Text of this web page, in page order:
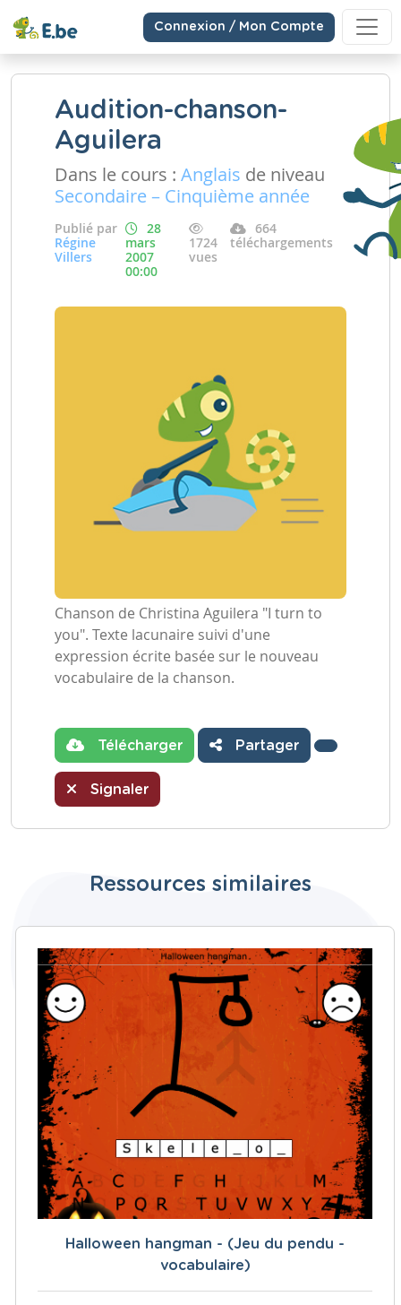
Connexion / Mon Compte
Audition-chanson-
Aguilera
Dans le cours : Anglais de niveau
Secondaire – Cinquième année
Publié par
Régine
Villers
28
mars
2007
00:00
1724
vues
664
téléchargements
Chanson de Christina Aguilera "I turn to
you". Texte lacunaire suivi d'une
expression écrite basée sur le nouveau
vocabulaire de la chanson.
Télécharger Partager
Signaler
Ressources similaires
Halloween hangman - (Jeu du pendu -
vocabulaire)